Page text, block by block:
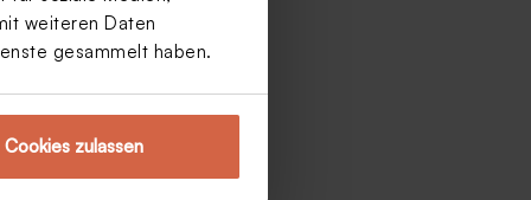
weiteren Daten
gesammelt haben.
Cookies zulassen